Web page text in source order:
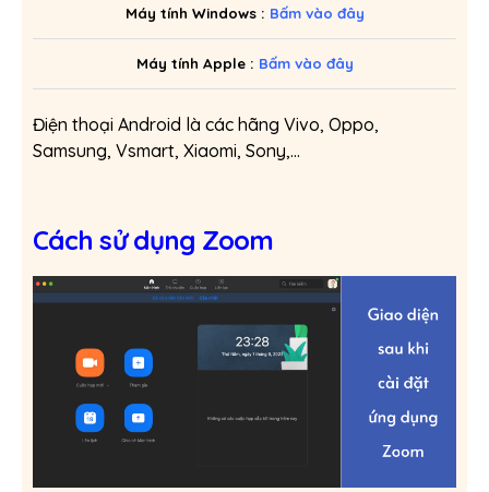
Máy tính Windows : Bấm vào đây
Máy tính Apple : Bấm vào đây
Điện thoại Android là các hãng Vivo, Oppo,
Samsung, Vsmart, Xiaomi, Sony,…
Cách sử dụng Zoom